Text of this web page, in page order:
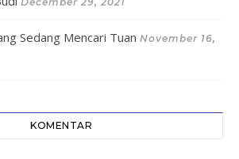
Sedang Mencari Tuan November 16,
KOMENTAR